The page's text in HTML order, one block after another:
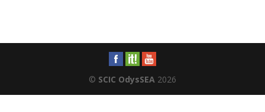
© SCIC OdysSEA 2026